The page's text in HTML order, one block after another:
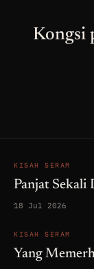
Kongsi
KISAH SERAM
Panjat Sekali
18 Jul 2026
KISAH SERAM
Yang